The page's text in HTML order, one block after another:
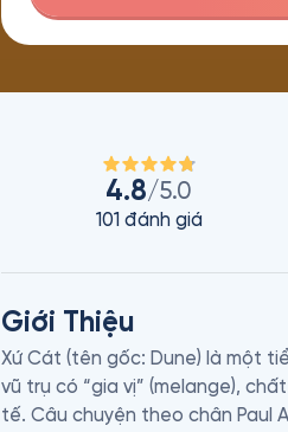
4.8/5.0
101 đánh giá
Giới Thiệu
Xứ Cát (tên gốc: Dune) là một
vũ trụ có “gia vị” (melange),
tế. Câu chuyện theo chân Paul